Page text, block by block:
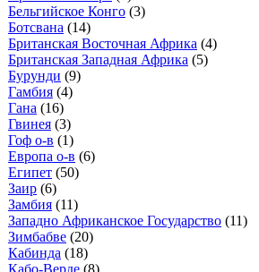
Бельгийское Конго (3)
Ботсвана (14)
Британская Восточная Африка (4)
Британская Западная Африка (5)
Бурунди (9)
Гамбия (4)
Гана (16)
Гвинея (3)
Гоф о-в (1)
Европа о-в (6)
Египет (50)
Заир (6)
Замбия (11)
Западно Африканское Государство (11)
Зимбабве (20)
Кабинда (18)
Кабо-Верде (8)